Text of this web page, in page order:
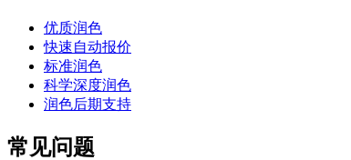
优质润色
快速自动报价
标准润色
科学深度润色
润色后期支持
常见问题